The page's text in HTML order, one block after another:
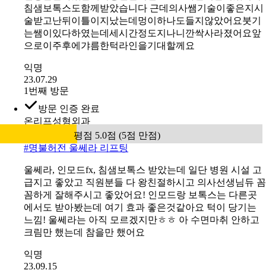
(62)
이벤트 전체 보기
인증 후기 18건
방문 인증 완료
유앤아이의원 대구점
평점 5.0점 (5점 만점)
전 후
#대구) 주름&사각턱&바디 보톡스
사각턱이라고생각해서 상담받았는데 이중턱이라고 말씀
해주시더라구요 ㅎㅎ침샘보톡스랑 인모드 행사가로 저렴
히 받고왔어요 한번받았는데도 효과가보이네요 두번더받
하시고 너무좋았아요